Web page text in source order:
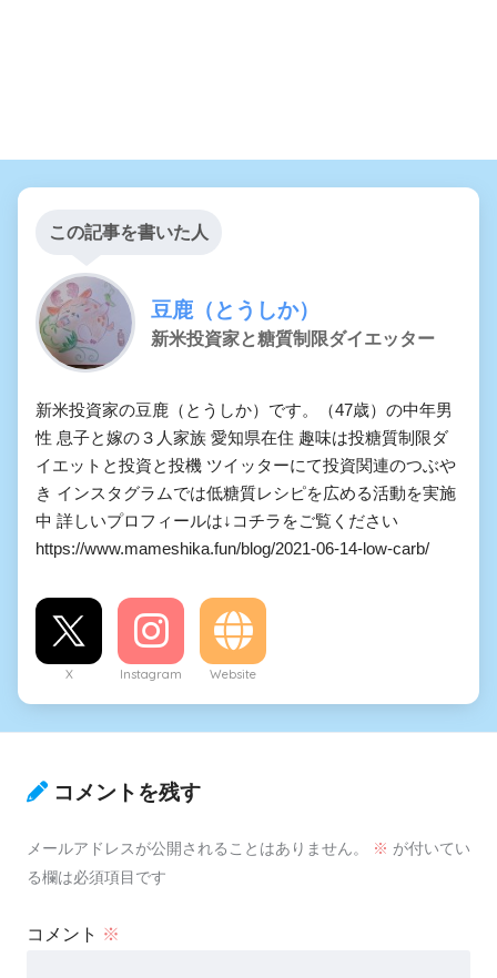
この記事を書いた人
豆鹿（とうしか）
新米投資家と糖質制限ダイエッター
新米投資家の豆鹿（とうしか）です。（47歳）の中年男
性 息子と嫁の３人家族 愛知県在住 趣味は投糖質制限ダ
イエットと投資と投機 ツイッターにて投資関連のつぶや
き インスタグラムでは低糖質レシピを広める活動を実施
中 詳しいプロフィールは↓コチラをご覧ください
https://www.mameshika.fun/blog/2021-06-14-low-carb/
X Instagram Website
コメントを残す
メールアドレスが公開されることはありません。 ※ が付いてい
る欄は必須項目です
コメント ※